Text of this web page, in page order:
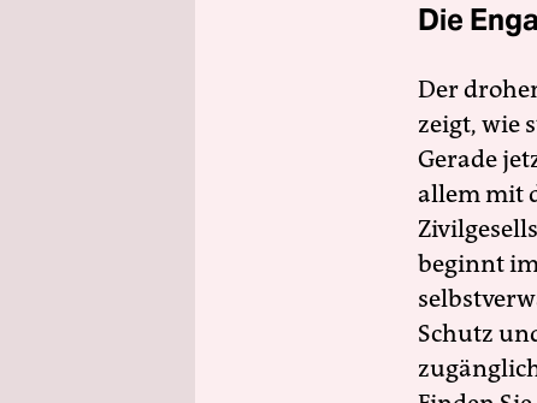
Die
Der
zeigt, wie
Gerade
allem mit
beginnt
Schutz